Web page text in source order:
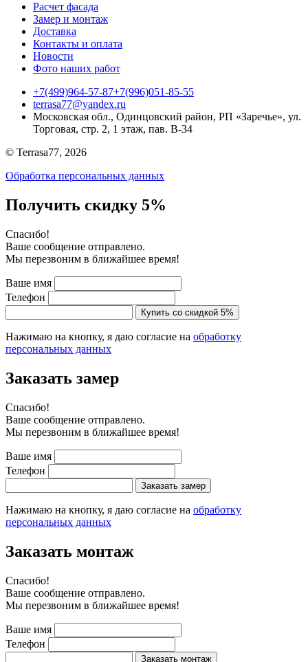
Расчет фасада
Замер и монтаж
Доставка
Контакты и оплата
Новости
Фото наших работ
+7(499)964-57-87+7(996)051-85-55
terrasa77@yandex.ru
Московская обл., Одинцовский район, РП «Заречье», ул.
Торговая, стр. 2, 1 этаж, пав. B-34
© Terrasa77, 2026
Обработка персональных данных
Получить скидку 5%
Cпасибо!
Ваше сообщение отправлено.
Мы перезвоним в ближайшее время!
Ваше имя
Телефон
Купить со скидкой 5%
Нажимаю на кнопку, я даю согласие на обработку
персональных данных
Заказать замер
Cпасибо!
Ваше сообщение отправлено.
Мы перезвоним в ближайшее время!
Ваше имя
Телефон
Заказать замер
Нажимаю на кнопку, я даю согласие на обработку
персональных данных
Заказать монтаж
Cпасибо!
Ваше сообщение отправлено.
Мы перезвоним в ближайшее время!
Ваше имя
Телефон
Заказать монтаж